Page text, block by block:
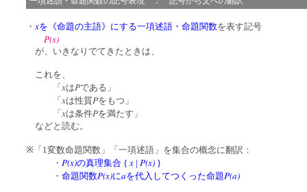
・ xを《命題の主語》にする一項述語・命題関数を表す記号
P(x)
が、いきなりでてきたときは、
これを、
「xはPである」
「xは性質Pをもつ」
「xは条件Pを満たす」
などと読む。
※「1変数命題関数」「一項述語」を集合の概念に翻訳：
・ P(x)の真理集合 { x | P(x) }
・ 命題関数P(x)にaを代入してつくった命題P(a)